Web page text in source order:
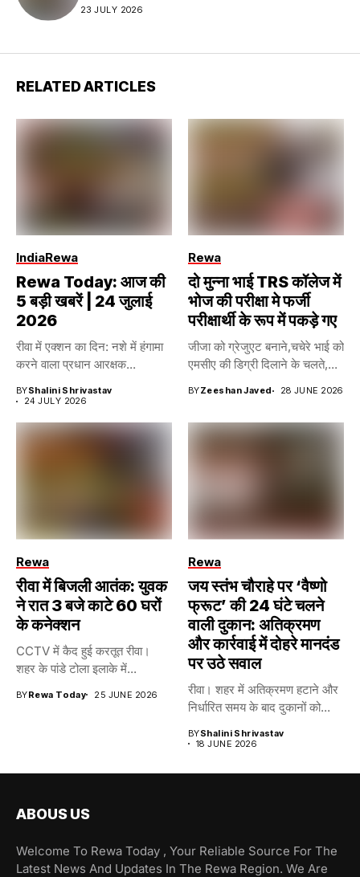
23 JULY 2026
RELATED ARTICLES
IndiaRewa
Rewa Today: आज की
5 बड़ी खबरें | 24 जुलाई
2026
रीवा में एक्शन का दिन: नशे में हंगामा
करने वाला प्रधान आरक्षक...
BYShalini Shrivastav
24 JULY 2026
Rewa
दो मुन्ना भाई TRS कॉलेज में
भोज की परीक्षा मे फर्जी
परीक्षार्थी के रूप में पकड़े गए
जीजा को ग्रेजुएट बनाने,चचेरे भाई को
एमसीए की डिग्री दिलाने के चलते,...
BYZeeshan Javed 28 JUNE 2026
Rewa
रीवा में बिजली आतंक: युवक
ने रात 3 बजे काटे 60 घरों
के कनेक्शन
CCTV में कैद हुई करतूत रीवा।
शहर के पांडे टोला इलाके में...
BYRewa Today 25 JUNE 2026
Rewa
जय स्तंभ चौराहे पर ‘वैष्णो
फ्रूट’ की 24 घंटे चलने
वाली दुकान: अतिक्रमण
और कार्रवाई में दोहरे मानदंड
पर उठे सवाल
रीवा। शहर में अतिक्रमण हटाने और
निर्धारित समय के बाद दुकानों को...
BYShalini Shrivastav
18 JUNE 2026
ABOUS US
Welcome To Rewa Today , Your Reliable Source For The
Latest News And Updates In The Rewa Region. We Are